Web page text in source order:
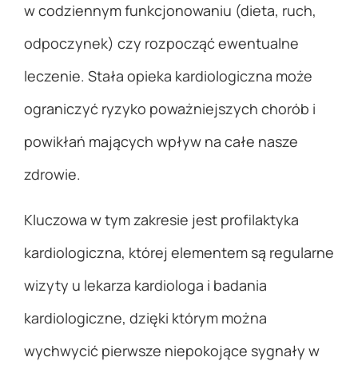
w codziennym funkcjonowaniu (dieta, ruch,
odpoczynek) czy rozpocząć ewentualne
leczenie. Stała opieka kardiologiczna może
ograniczyć ryzyko poważniejszych chorób i
powikłań mających wpływ na całe nasze
zdrowie.
Kluczowa w tym zakresie jest profilaktyka
kardiologiczna, której elementem są regularne
wizyty u lekarza kardiologa i badania
kardiologiczne, dzięki którym można
wychwycić pierwsze niepokojące sygnały w